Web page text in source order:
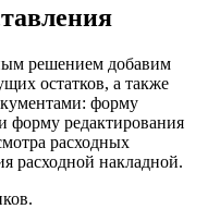
решением добавим
остатков, а также
форму
форму редактирования
расходных
расходной накладной.